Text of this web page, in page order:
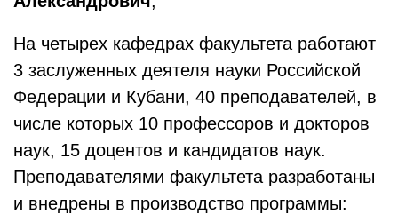
На четырех кафедрах факультета работают
3 заслуженных деятеля науки Российской
Федерации и Кубани, 40 преподавателей, в
числе которых 10 профессоров и докторов
наук, 15 доцентов и кандидатов наук.
Преподавателями факультета разработаны
и внедрены в производство программы: